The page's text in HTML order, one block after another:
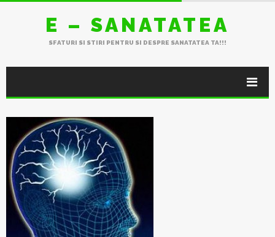
E – SANATATEA
SFATURI SI STIRI PENTRU SI DESPRE SANATATEA TA!!!